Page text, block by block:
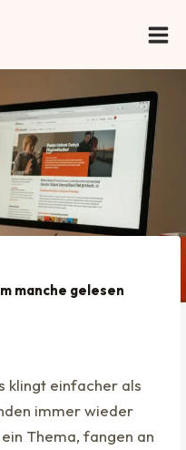
manche gelesen
klingt einfacher als
immer wieder
Thema, fangen an